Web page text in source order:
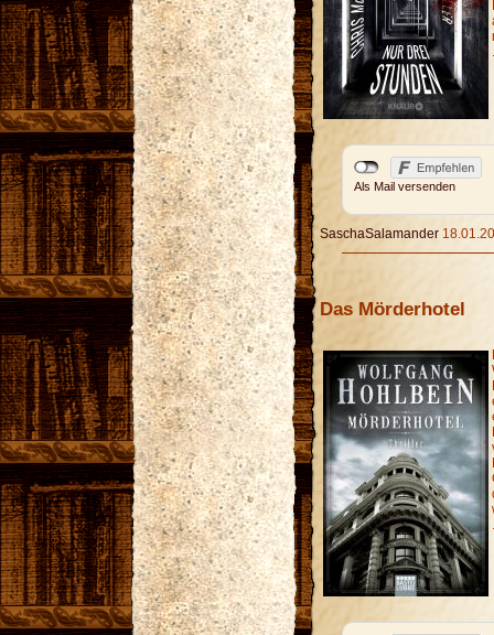
Als Mail versenden
SaschaSalamander
Das Mörderhotel